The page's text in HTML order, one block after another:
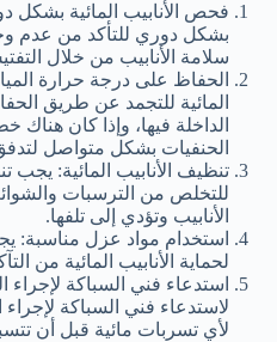
فحص الأنابيب المائية بشكل
بشكل دوري للتأكد من عدم
سلامة الأنابيب من خلال
الحفاظ على درجة حرارة
المائية للتجمد عن طريق
الداخلة فيها، وإذا كان
الحنفيات بشكل متواصل
تنظيف الأنابيب المائية: يجب
للتخلص من الترسبات
الأنابيب وتؤدي إلى تلفها.
استخدام مواد عزل مناسبة:
لحماية الأنابيب المائية من
استدعاء فني السباكة لإجراء
لاستدعاء فني السباكة لإجراء
لأي تسربات مائية قبل أن